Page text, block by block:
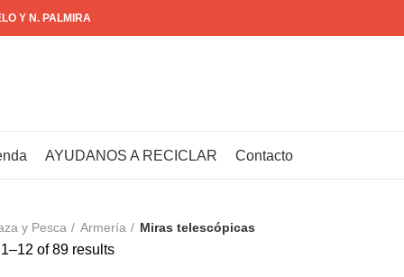
Y N. PALMIRA
AYUDANOS A RECICLAR Contacto
y Pesca Armería Miras telescópicas
of 89 results